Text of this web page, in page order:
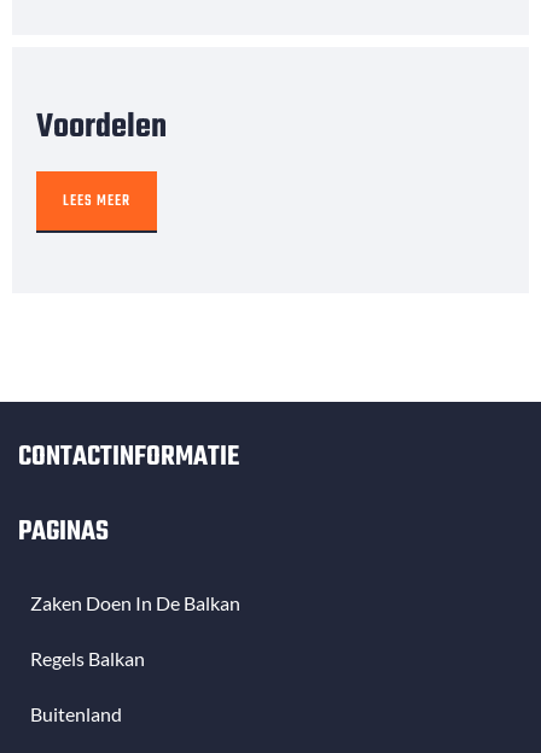
Voordelen
LEES MEER
CONTACTINFORMATIE
PAGINAS
Zaken Doen In De Balkan
Regels Balkan
Buitenland